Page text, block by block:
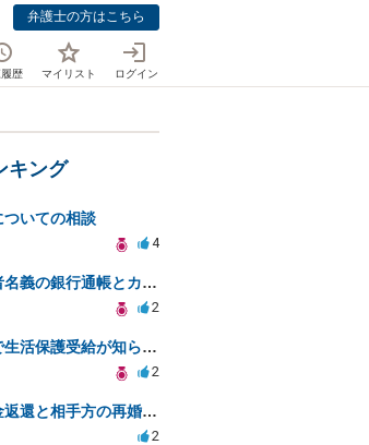
弁護士の方はこちら
歴 マイリスト ログイン
キング
いての相談
4
離婚後の元配偶者名義の銀行通帳とカードの処分方法について
2
養育費減額調停で生活保護受給が知られるリスクは？
2
養育費の過払い金返還と相手方の再婚に関する相談
2